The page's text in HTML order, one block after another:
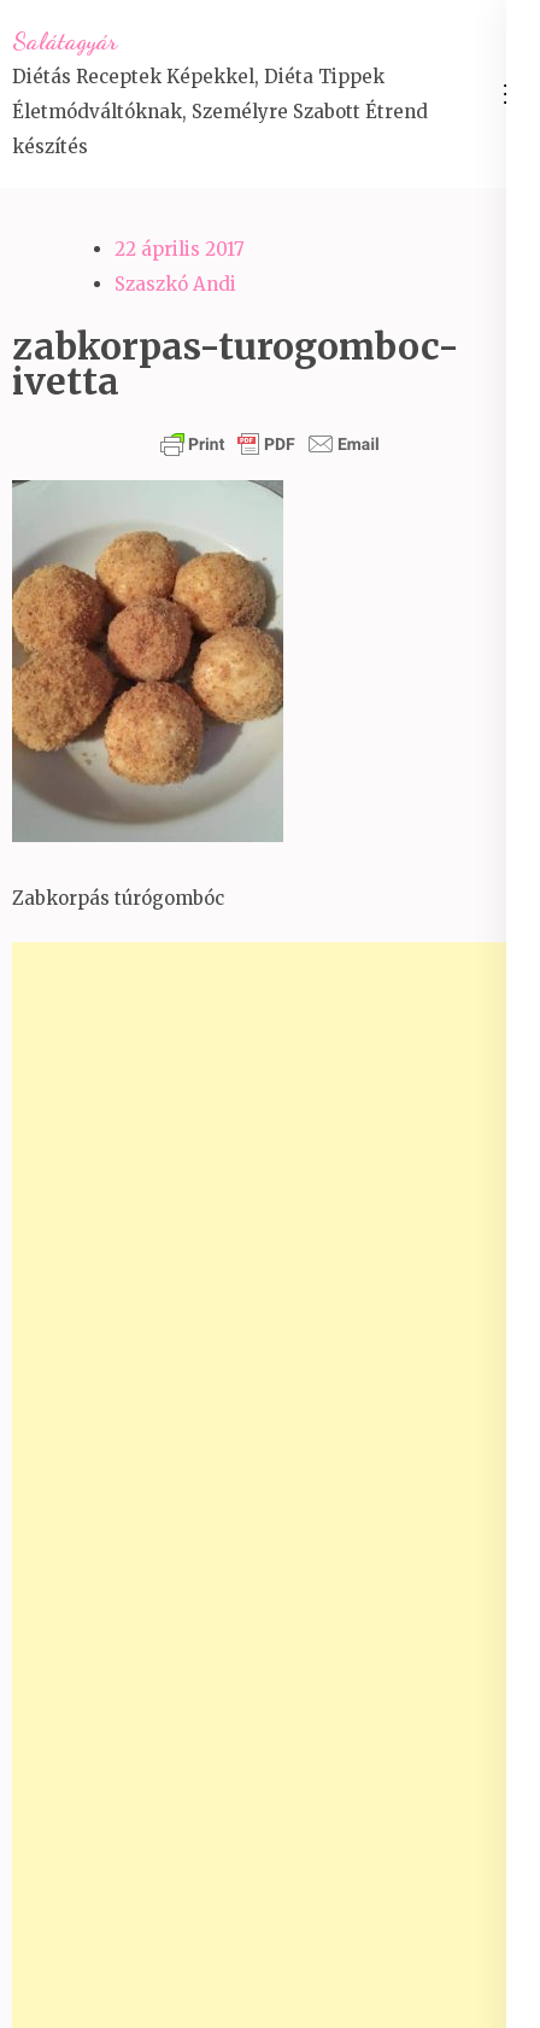
to
content
(Press
Enter)
Salátagyár
Diétás Receptek Képekkel, Diéta Tippek
Életmódváltóknak, Személyre Szabott Étrend
készítés
22 április 2017
Szaszkó Andi
zabkorpas-turogomboc-
ivetta
Zabkorpás túrógombóc